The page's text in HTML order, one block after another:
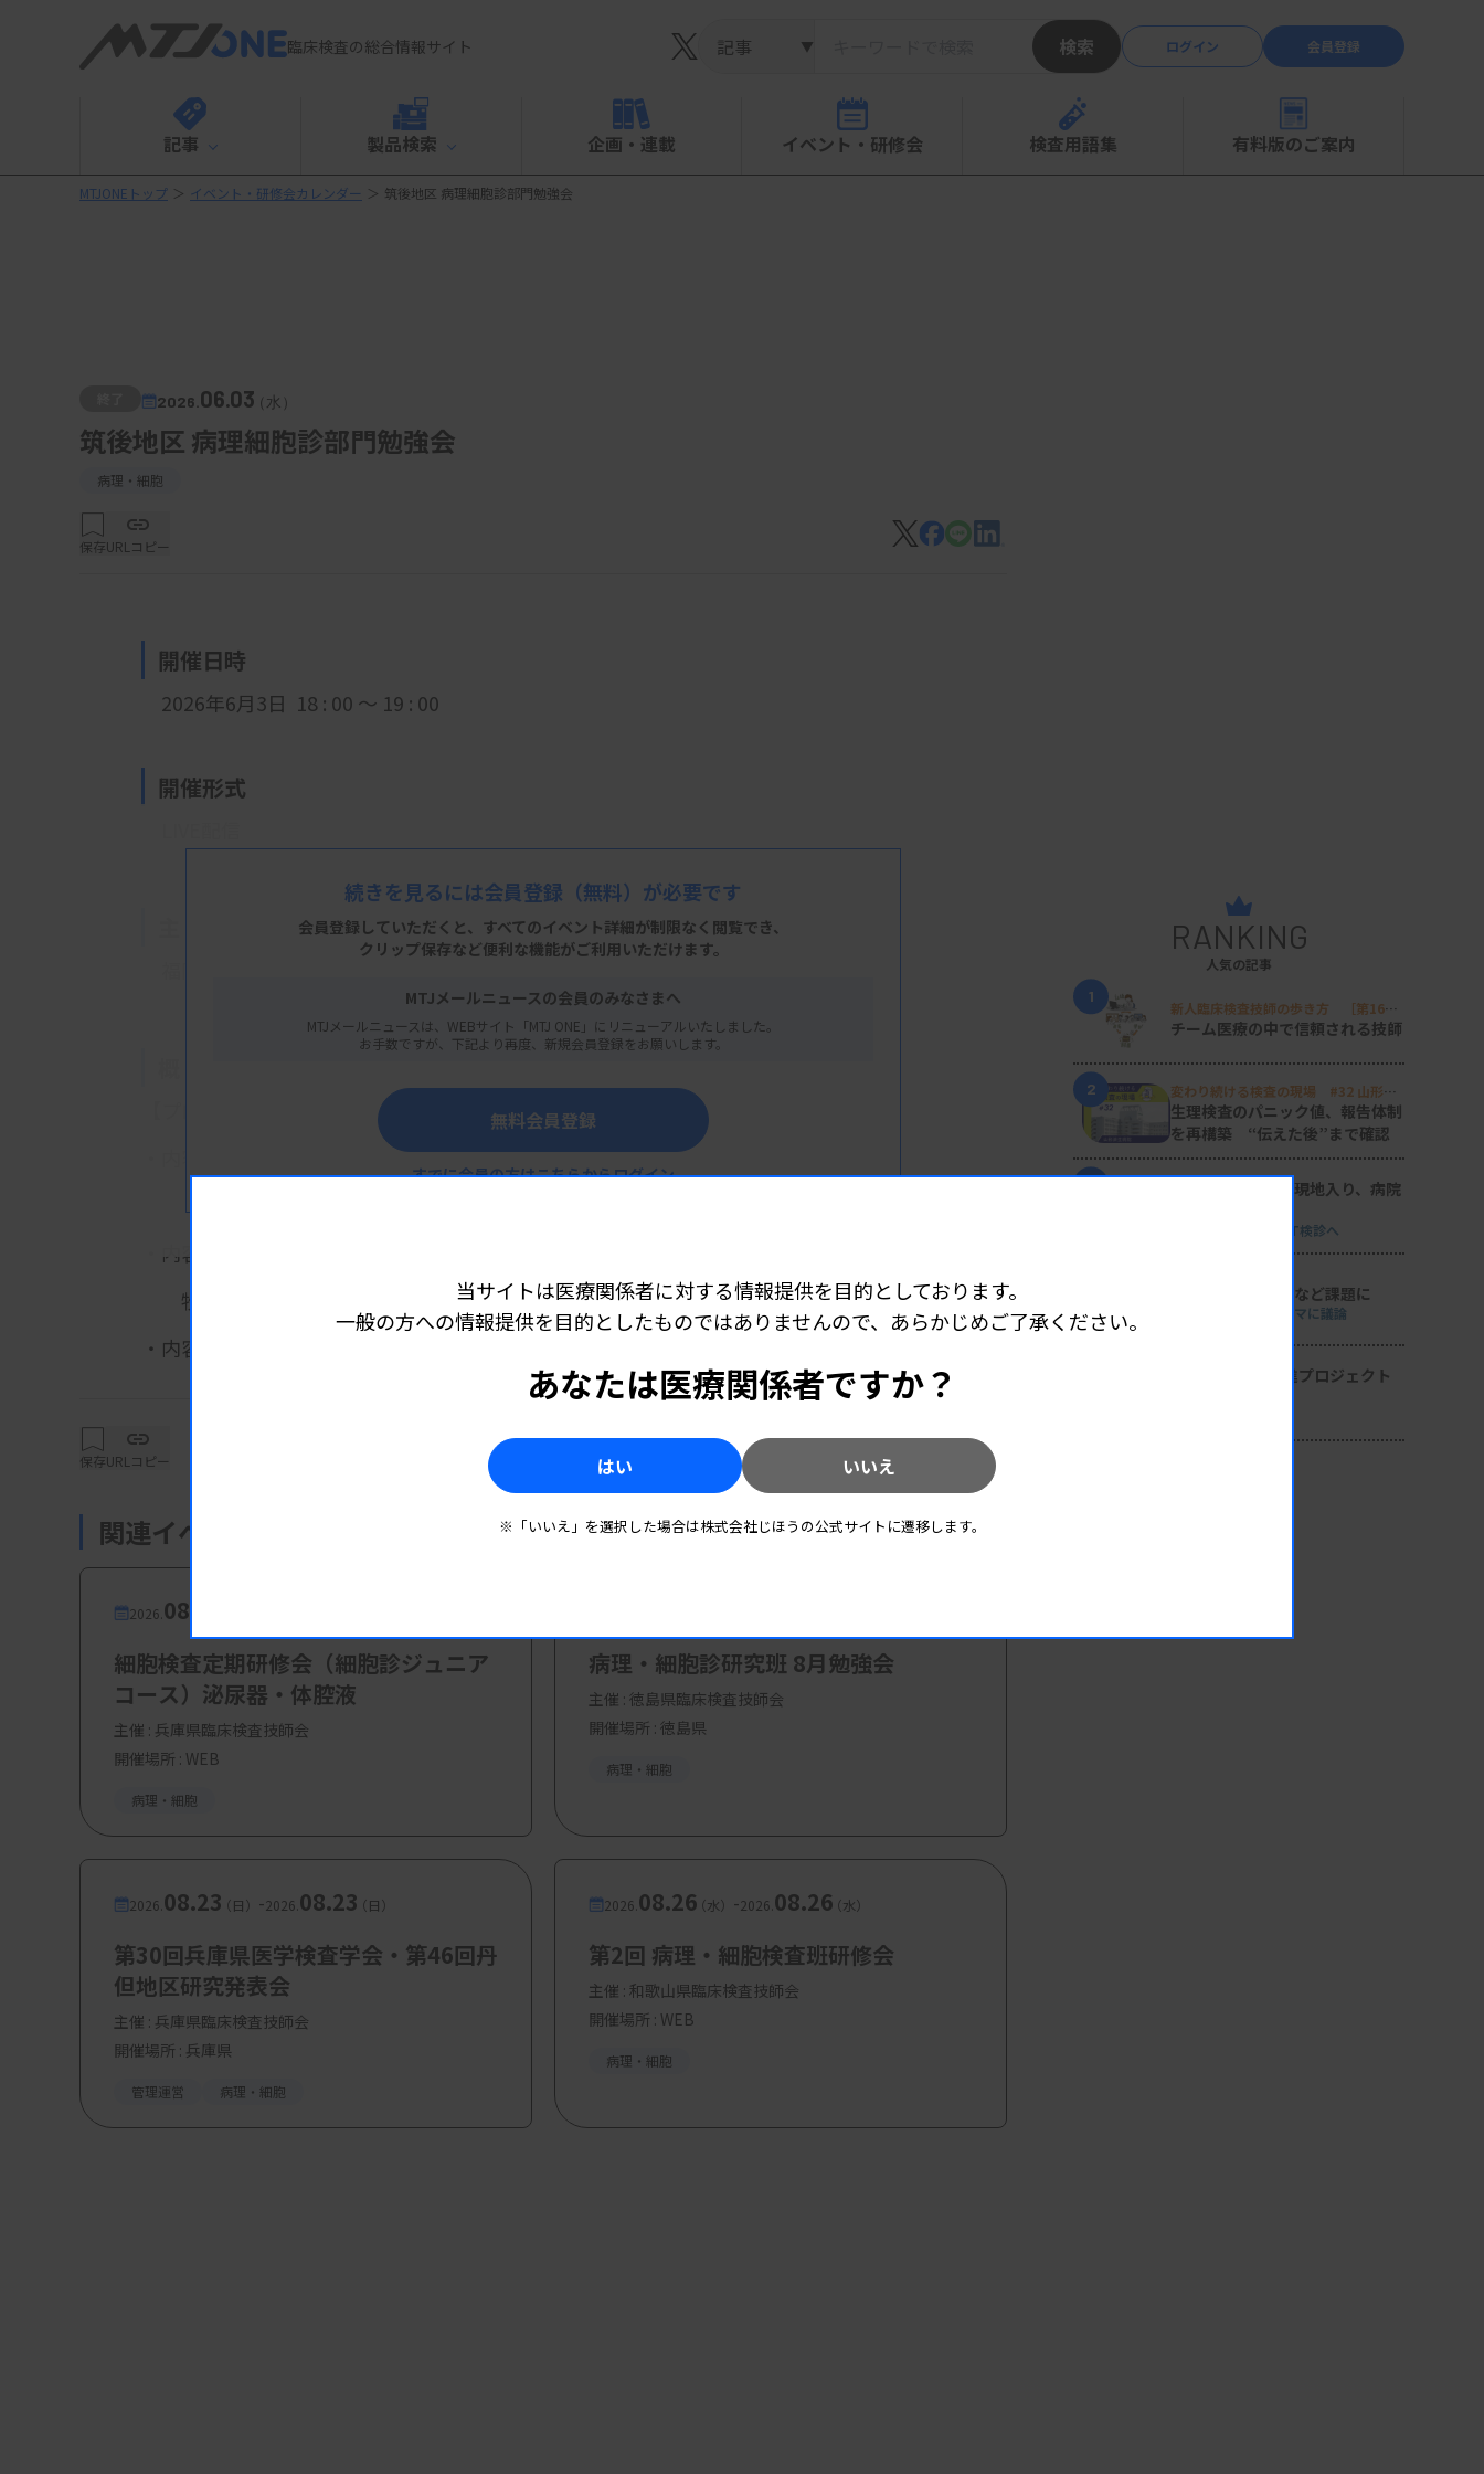
臨床検査の総合情報サイト ▼ 検索 ログイン 会員登録
記事 製品検索 企画・連載 イベント・研修会 検査用語集 有料版のご案内
MTJONEトップ ＞ イベント・研修会カレンダー ＞ 筑後地区 病理細胞診部門勉強会
2026. 06.03（水）
筑後地区 病理細胞診部門勉強会
病理・細胞
保存URLコピー
開催日時
2026年6月3日 18 : 00 ～ 19 : 00
開催形式
・内容1：腹膜がんについて ～症例を交えて～
山浦美紗技師（地方独立行政法人 筑後市立病院）
・内容2：症例1
牧野諒央技師（久留米大学病院）
・内容3：症例２
川内野礼技師（医療法人社団 高邦会 高木病院）
詳細はこちら（外部リンク）
続きを見るには会員登録 （無料）が必要です
会員登録していただくと、すべてのイベント詳細が制限なく閲覧でき、
クリップ保存など便利な機能がご利用いただけます。
MTJメールニュースの会員のみなさまへ
MTJメールニュースは、WEBサイト「MTJ ONE」にリニューアルいたしました。
お手数ですが、下記より再度、新規会員登録をお願いします。
無料会員登録
すでに会員の方はこちらからログイン
保存URLコピー
関連イベント・研修会
2026. 08.19
細胞検査定期研修会（細胞診ジュニア
コース）泌尿器・体腔液
主催 : 兵庫県臨床検査技師会
開催場所 : WEB
病理・細胞
病理・細胞診研究班 8月勉強会
主催 : 徳島県臨床検査技師会
開催場所 : 徳島県
病理・細胞
2026. 08.23（日） -2026. 08.23（日）
第30回兵庫県医学検査学会・第46回丹
但地区研究発表会
主催 : 兵庫県臨床検査技師会
開催場所 : 兵庫県
管理運営 病理・細胞
2026. 08.26（水） -2026. 08.26（水）
第2回 病理・細胞検査班研修会
主催 : 和歌山県臨床検査技師会
開催場所 : WEB
病理・細胞
RANKING
人気の記事
1
新人臨床検査技師の歩き方 ［第16
回］
チーム医療の中で信頼される技師
2
変わり続ける検査の現場 #32 山形済
生病院
生理検査のパニック値、報告体制
を再構築 “伝えた後”まで確認
日臨技リエゾンが現地入り、病院
8月8・9両日にはDVT検診へ
導入経費や高齢化など課題に
全医共、検査DXテーマに議論
2026年度学術推進プロジェクト
当サイトは医療関係者に対する情報提供を目的としております。
一般の方への情報提供を目的としたものではありませんので、あらかじめご了承ください。
あなたは医療関係者ですか？
はい いいえ
※「いいえ」を選択した場合は株式会社じほうの公式サイトに遷移します。